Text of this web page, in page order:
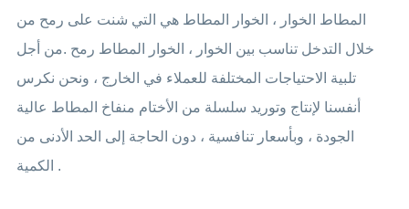
المطاط الخوار ، الخوار المطاط هي التي شنت على رمح من
خلال التدخل تناسب بين الخوار ، الخوار المطاط رمح .من أجل
تلبية الاحتياجات المختلفة للعملاء في الخارج ، ونحن نكرس
أنفسنا لإنتاج وتوريد سلسلة من الأختام منفاخ المطاط عالية
الجودة ، وبأسعار تنافسية ، دون الحاجة إلى الحد الأدنى من
الكمية .